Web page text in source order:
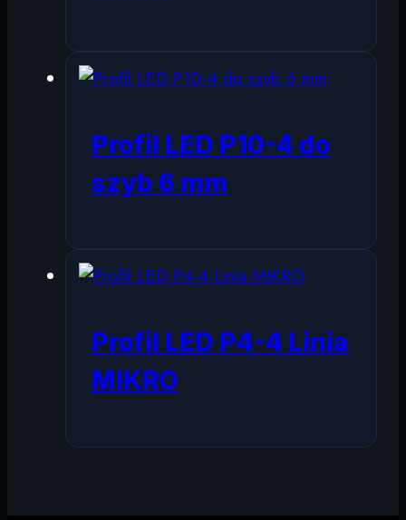
Profil LED P10-4 do
szyb 6 mm
Profil LED P4-4 Linia
MIKRO